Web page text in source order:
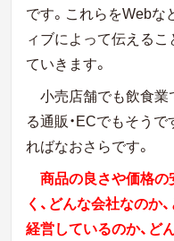
です。これらをWebな
ィブによって伝えるこ
ていきます。
小売店舗でも飲食業
る通販・ECでもそう
ればなおさらです。
商品の良さや価格
く、どんな会社なのか
経営しているのか、ど